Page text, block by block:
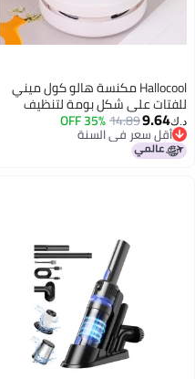
Hallocool مكنسة هالو كول ميني
على شكل بومة لتنظيف
مكنسة كهربائية قابلة
لإعادة الشحن عبر USB لتنظيف فتات
اللامع، بقايا الممحاة، فتات
14.89
35% OFF
سعر في السنة
سعر في السنة